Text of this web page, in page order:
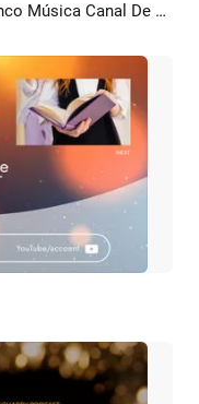
IA IA Naturaleza Lluvia Casa Ruido Blanco Música Canal De YouTube Intro Outro